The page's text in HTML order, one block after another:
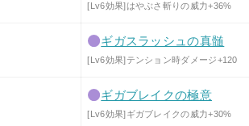
[Lv6効果]はやぶさ斬りの威力+36%
ギガスラッシュの真髄
[Lv6効果]テンション時ダメージ+120
ギガブレイクの極意
[Lv6効果]ギガブレイクの威力+30%